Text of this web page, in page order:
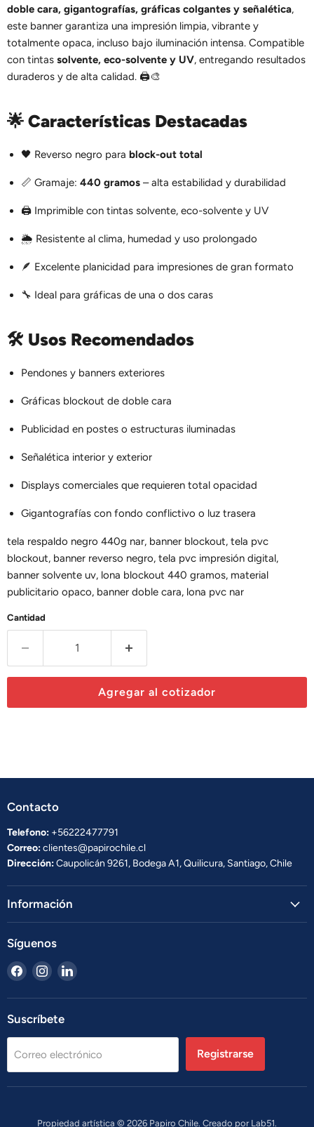
doble cara, gigantografías, gráficas colgantes y señalética,
este banner garantiza una impresión limpia, vibrante y
totalmente opaca, incluso bajo iluminación intensa. Compatible
con tintas solvente, eco-solvente y UV, entregando resultados
duraderos y de alta calidad. 🖨️🎨
🌟 Características Destacadas
🖤 Reverso negro para block-out total
📏 Gramaje: 440 gramos – alta estabilidad y durabilidad
🖨️ Imprimible con tintas solvente, eco-solvente y UV
🌦️ Resistente al clima, humedad y uso prolongado
🪶 Excelente planicidad para impresiones de gran formato
🔧 Ideal para gráficas de una o dos caras
🛠️ Usos Recomendados
Pendones y banners exteriores
Gráficas blockout de doble cara
Publicidad en postes o estructuras iluminadas
Señalética interior y exterior
Displays comerciales que requieren total opacidad
Gigantografías con fondo conflictivo o luz trasera
tela respaldo negro 440g nar, banner blockout, tela pvc
blockout, banner reverso negro, tela pvc impresión digital,
banner solvente uv, lona blockout 440 gramos, material
publicitario opaco, banner doble cara, lona pvc nar
Cantidad
Agregar al cotizador
Contacto
Telefono: +56222477791
Correo:clientes@papirochile.cl
Dirección:Caupolicán 9261, Bodega A1, Quilicura, Santiago, Chile
Información
Síguenos
Encuéntrenos
en
Facebook
Encuéntrenos
en
Instagram
Encuéntrenos
LinkedIn
Suscríbete
Correo electrónico Registrarse
Propiedad artística © 2026 Papiro Chile. Creado por Lab51.